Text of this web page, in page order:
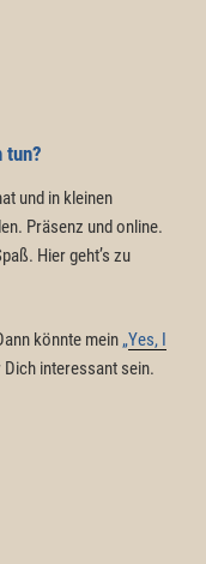
tun?
und in kleinen
Präsenz und online.
Hier geht’s zu
könnte mein „Yes, I
interessant sein.